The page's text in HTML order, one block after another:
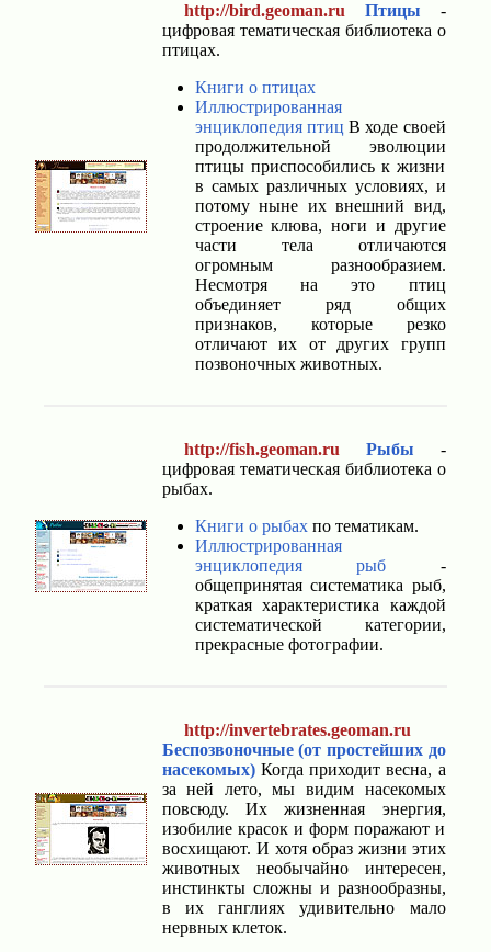
http://bird.geoman.ru Птицы -
цифровая тематическая библиотека о
птицах.
Книги о птицах
Иллюстрированная
энциклопедия птиц В ходе своей
продолжительной эволюции
птицы приспособились к жизни
в самых различных условиях, и
потому ныне их внешний вид,
строение клюва, ноги и другие
части тела отличаются
огромным разнообразием.
Несмотря на это птиц
объединяет ряд общих
признаков, которые резко
отличают их от других групп
позвоночных животных.
http://fish.geoman.ru Рыбы -
цифровая тематическая библиотека о
рыбах.
Книги о рыбахпо тематикам.
Иллюстрированная
энциклопедия рыб -
общепринятая систематика рыб,
краткая характеристика каждой
систематической категории,
прекрасные фотографии.
http://invertebrates.geoman.ru
Беспозвоночные (от простейших до
насекомых)Когда приходит весна, а
за ней лето, мы видим насекомых
повсюду. Их жизненная энергия,
изобилие красок и форм поражают и
восхищают. И хотя образ жизни этих
животных необычайно интересен,
инстинкты сложны и разнообразны,
в их ганглиях удивительно мало
нервных клеток.